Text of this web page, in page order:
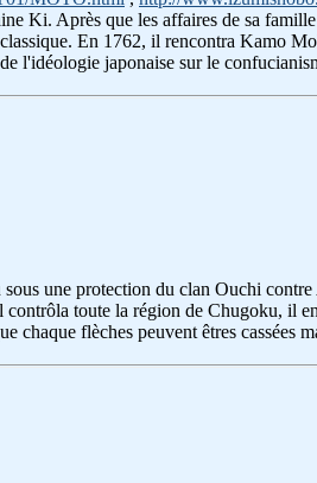
Ki. Après que les affaires de sa
En 1762, il rencontra Kamo
l'idéologie japonaise sur le
une protection du clan Ouchi contre
toute la région de Chugoku, il
chaque flèches peuvent êtres cassées